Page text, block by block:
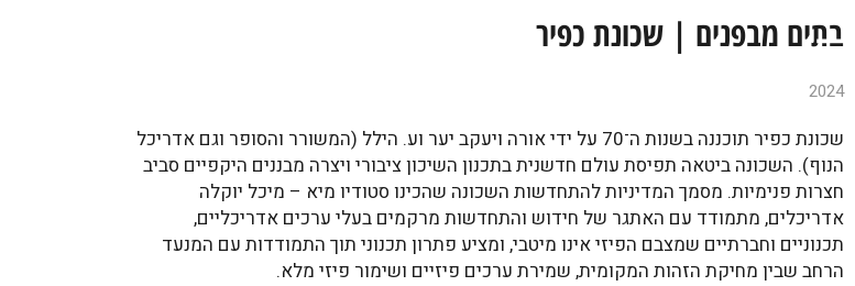
בתים מבפנים | שכונת כפיר
2024
שכונת כפיר תוכננה בשנות ה־70 על ידי אורה ויעקב יער וע. הילל (המשורר והסופר וגם אדריכל
הנוף). השכונה ביטאה תפיסת עולם חדשנית בתכנון השיכון ציבורי ויצרה מבננים היקפיים סביב
חצרות פנימיות. מסמך המדיניות להתחדשות השכונה שהכינו סטודיו מיא – מיכל יוקלה
אדריכלים, מתמודד עם האתגר של חידוש והתחדשות מרקמים בעלי ערכים אדריכליים,
תכנוניים וחברתיים שמצבם הפיזי אינו מיטבי, ומציע פתרון תכנוני תוך התמודדות עם המנעד
הרחב שבין מחיקת הזהות המקומית, שמירת ערכים פיזיים ושימור פיזי מלא.